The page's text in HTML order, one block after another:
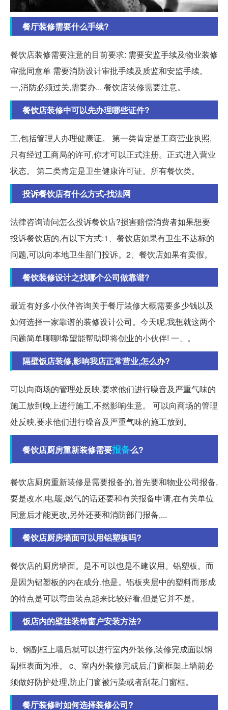
餐厅装修需要什么手续?
餐饮店装修需要注意的目前要求: 需要安监手续及物业装修
审批同意单 需要消防设计审批手续及质监和安监手续。
一,消防必须过关,需要办... 餐饮店装修需要注意。
餐饮店装修中可以先办理哪些证件?
工,包括管理人办理健康证。 第一类肯定是工商营业执照,
只有经过工商局的许可,你才可以正式注册。正式进入营业
状态。 第二类肯定是卫生健康许可证。所有餐饮类。
投诉餐饮店有什么方式-找法网
法律咨询请问怎么投诉餐饮店?损害赔偿消费者如果想要
投诉餐饮店的,有以下方式:1、餐饮店如果有卫生不达标的
问题,可以向本地卫生部门投诉。2、餐饮店如果有卖假。
餐饮装修设计之找哪个公司做靠谱?
最近有好多小伙伴咨询关于餐厅装修大概需要多少钱以及
如何选择一家靠谱的装修设计公司。今天呢,我想就这两个
问题简单聊聊!希望能帮助即将创业的小伙伴! 一、。
隔壁饭店装修,影响我店正常营业,怎么办?
可以向商场的管理处反映,要求他们进行噪音及严重气味的
施工放到晚上进行施工,不然影响生意。 可以向商场的管理
处反映,要求他们进行噪音及严重气味的施工放到。
餐饮店厨房重新装修需要报备么?
餐饮店厨房重新装修是需要报备的,首先要和物业公司报备,
要是改水,电,暖,燃气的话还要和有关报备申请,在有关单位
同意后才能更改,另外还要和消防部门报备,...
餐饮店厨房墙面可以用铝塑板吗?
餐饮店的厨房墙面。是不可以也是不建议用。铝塑板。而
是因为铝塑板的内在成分,他是。铝板夹层中的塑料而形成
的特点是可以弯曲装点起来比较好看,但是它并不是。
饭店内的壁挂装饰窗户安装方法?
b、钢副框上墙后就可以进行室内外装修,装修完成面以钢
副框表面为准。 c、室内外装修完成后,门窗框架上墙前必
须做好防护处理,防止门窗被污染或者刮花,门窗框。
餐厅装修时如何选择装修公司?